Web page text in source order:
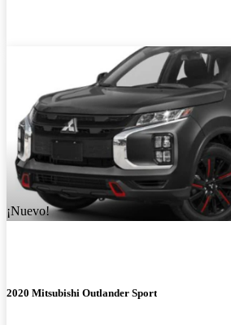
¡Nuevo!
2020 Mitsubishi Outlander Sport